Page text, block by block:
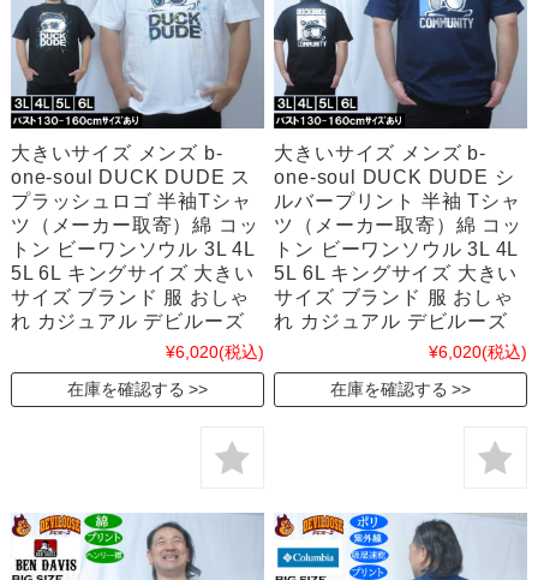
大きいサイズ メンズ b-
one-soul DUCK DUDE ス
プラッシュロゴ 半袖Tシャ
ツ（メーカー取寄）綿 コッ
トン ビーワンソウル 3L 4L
5L 6L キングサイズ 大きい
サイズ ブランド 服 おしゃ
れ カジュアル デビルーズ
¥6,020(税込)
在庫を確認する
大きいサイズ メンズ b-
one-soul DUCK DUDE シ
ルバープリント 半袖 Tシャ
ツ（メーカー取寄）綿 コッ
トン ビーワンソウル 3L 4L
5L 6L キングサイズ 大きい
サイズ ブランド 服 おしゃ
れ カジュアル デビルーズ
¥6,020(税込)
在庫を確認する